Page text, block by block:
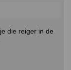
die reiger in de